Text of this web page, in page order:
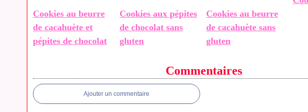
Cookies au beurre
de cacahuète et
pépites de chocolat
Cookies aux pépites
de chocolat sans
gluten
Cookies au beurre
de cacahuète sans
gluten
Commentaires
Ajouter un commentaire